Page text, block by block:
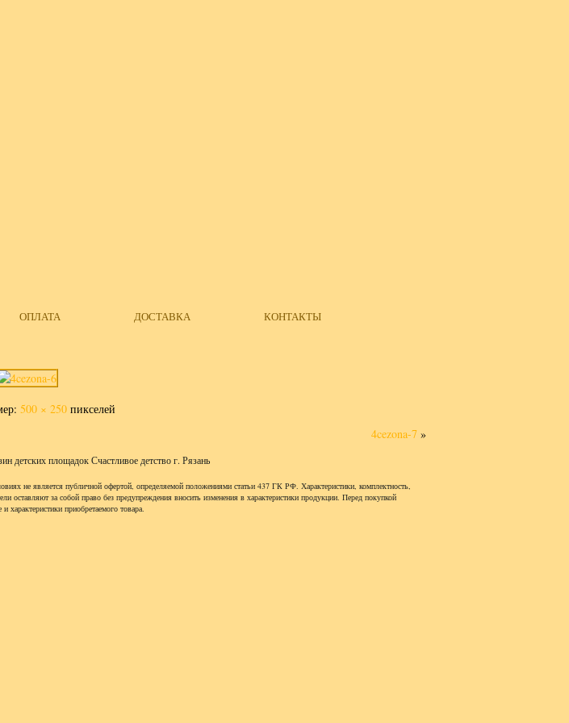
ОПЛАТА ДОСТАВКА КОНТАКТЫ
500 × 250 пикселей
4cezona-7 »
детских площадок Счастливое детство г. Рязань
не является публичной офертой, определяемой положениями статьи 437 ГК РФ. Характеристики, комплектность,
оставляют за собой право без предупреждения вносить изменения в характеристики продукции. Перед покупкой
характеристики приобретаемого товара.